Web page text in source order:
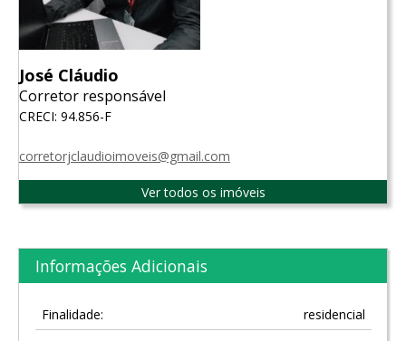
José Cláudio
Corretor responsável
CRECI: 94.856-F
corretorjclaudioimoveis@gmail.com
Ver todos os imóveis
Informações Adicionais
Finalidade: residencial